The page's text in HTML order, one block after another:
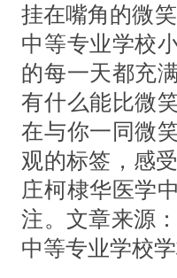
挂在嘴角的微
中等专业学校
的每一天都充
有什么能比微
在与你一同微
观的标签，感
庄柯棣华医学
注。文章来源
中等专业学校